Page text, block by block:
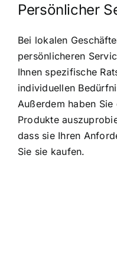
Persönlicher
Bei lokalen
persönlicheren
Ihnen spezifische
individuellen
Außerdem haben
Produkte
dass sie Ihren
Sie sie kaufen.